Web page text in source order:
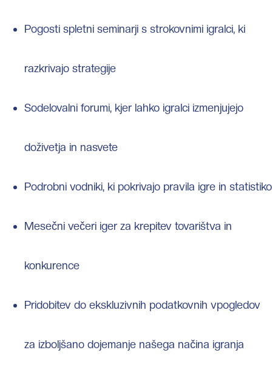
Pogosti spletni seminarji s strokovnimi igralci, ki
razkrivajo strategije
Sodelovalni forumi, kjer lahko igralci izmenjujejo
doživetja in nasvete
Podrobni vodniki, ki pokrivajo pravila igre in statistiko
Mesečni večeri iger za krepitev tovarištva in
konkurence
Pridobitev do ekskluzivnih podatkovnih vpogledov
za izboljšano dojemanje našega načina igranja